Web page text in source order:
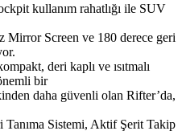
kullanım rahatlığı ile SUV
Mirror Screen ve 180 derece geri
deri kaplı ve ısıtmalı
bir
daha güvenli olan Rifter’da,
Sistemi, Aktif Şerit Takip